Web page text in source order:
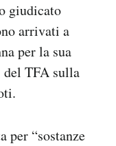
giudicato
arrivati a
per la sua
TFA sulla
per “sostanze